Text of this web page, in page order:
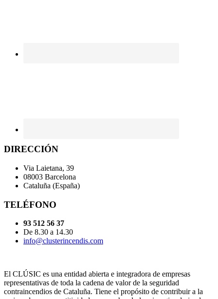
DIRECCIÓN
Via Laietana, 39
08003 Barcelona
Cataluña (España)
TELÉFONO
93 512 56 37
De 8.30 a 14.30
info@clusterincendis.com
El CLÚSIC es una entidad abierta e integradora de empresas
representativas de toda la cadena de valor de la seguridad
contraincendios de Cataluña. Tiene el propósito de contribuir a la